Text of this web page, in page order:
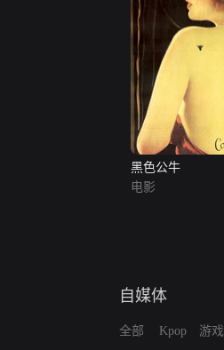
黑色公牛
电影
自媒体
全部 Kpop 游戏